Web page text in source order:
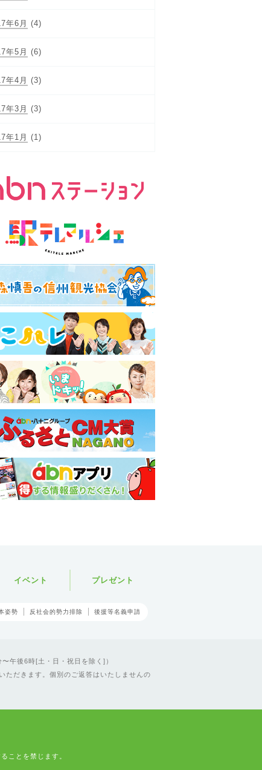
年6月 (4)
年5月 (6)
年4月 (3)
年3月 (3)
年1月 (1)
イベント プレゼント
姿勢 反社会的勢力排除 後援等名義申請
午後6時[土・日・祝日を除く]）
ただきます。個別のご返答はいたしませんの
ことを禁じます。